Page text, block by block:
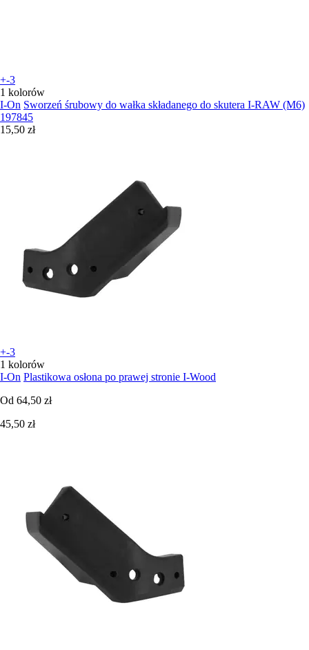
+-3
1 kolorów
I-On Sworzeń śrubowy do wałka składanego do skutera I-RAW (M6)
197845
15,50 zł
+-3
1 kolorów
I-On Plastikowa osłona po prawej stronie I-Wood
Od 64,50 zł
45,50 zł